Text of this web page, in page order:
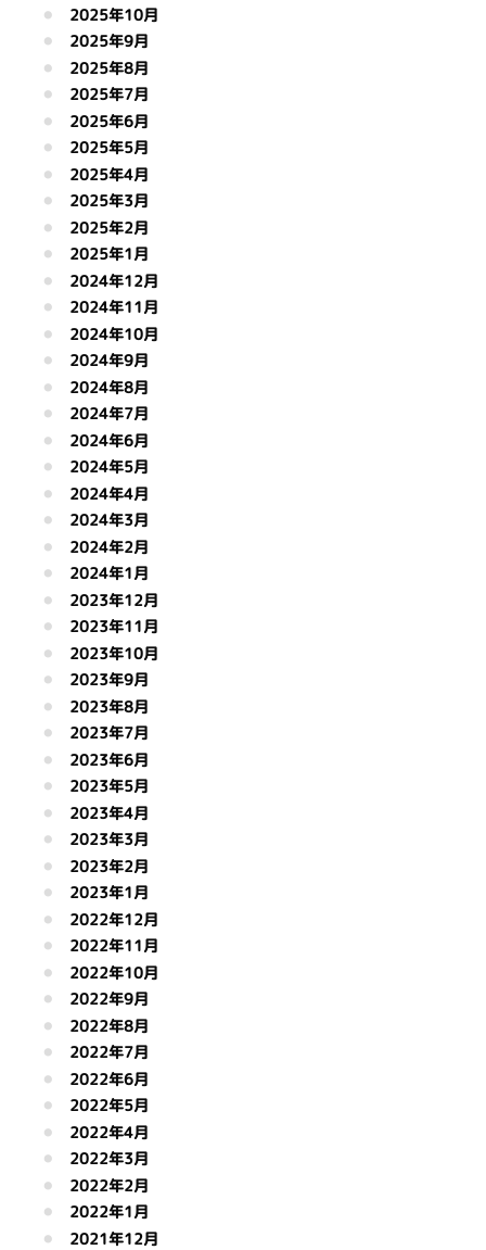
2025年10月
2025年9月
2025年8月
2025年7月
2025年6月
2025年5月
2025年4月
2025年3月
2025年2月
2025年1月
2024年12月
2024年11月
2024年10月
2024年9月
2024年8月
2024年7月
2024年6月
2024年5月
2024年4月
2024年3月
2024年2月
2024年1月
2023年12月
2023年11月
2023年10月
2023年9月
2023年8月
2023年7月
2023年6月
2023年5月
2023年4月
2023年3月
2023年2月
2023年1月
2022年12月
2022年11月
2022年10月
2022年9月
2022年8月
2022年7月
2022年6月
2022年5月
2022年4月
2022年3月
2022年2月
2022年1月
2021年12月